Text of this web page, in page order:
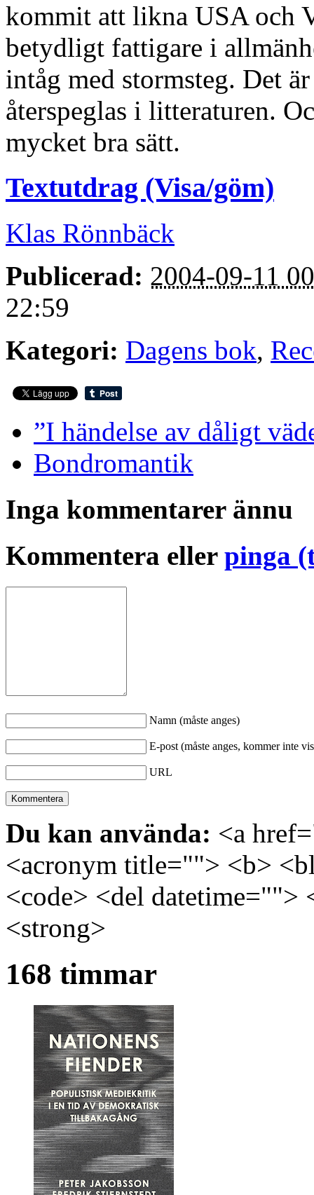
kommit att likna USA och
betydligt fattigare i
intåg med stormsteg. Det
återspeglas i litteraturen.
mycket bra sätt.
Textutdrag (Visa/göm)
Klas Rönnbäck
Publicerad: 2004-09-11
22:59
Kategori: Dagens bok,
”I händelse av dåligt
Bondromantik
Inga kommentarer ännu
Kommentera eller pinga
Namn (måste anges)
E-post (måste anges, kommer inte
URL
Du kan använda: <a
<acronym title=""> <b>
<code> <del
<strong>
168 timmar